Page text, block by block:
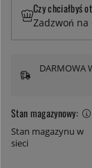
Stan magazynowy:
Stan magazynu w
sieci
Czy chciałbyś
Zadzwoń na
DARMOWA